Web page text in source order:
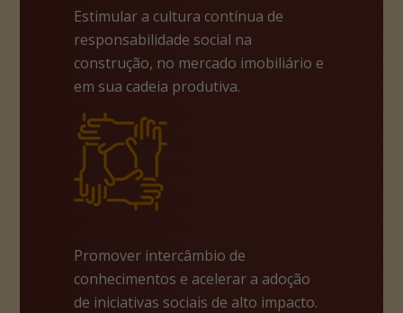
Estimular a cultura contínua de
responsabilidade social na
construção, no mercado imobiliário e
em sua cadeia produtiva.
Promover intercâmbio de
conhecimentos e acelerar a adoção
de iniciativas sociais de alto impacto.